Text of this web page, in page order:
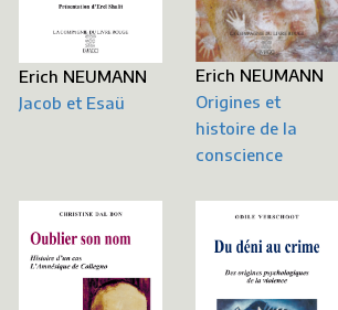
Erich NEUMANN
Jacob et Esaü
Erich NEUMANN
Origines et
histoire de la
conscience